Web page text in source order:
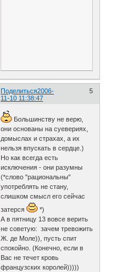
Поделиться 5
2006-
11-10 11:38:47
Большинству не верю,
они основаны на суевериях,
домыслах и страхах, а их
нельзя впускать в сердце.)
Но как всегда есть
исключения - они разумны
(*слово "рациональны"
употреблять не стану,
слишком смысл его сейчас
затерся
*)
А в пятницу 13 вовсе верить
не советую: зачем тревожить
Ж. де Моле)), пусть спит
спокойно. (Конечно, если в
Вас не течет кровь
французских королей)))))